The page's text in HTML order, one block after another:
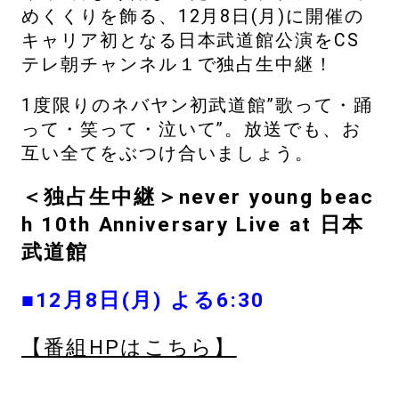
めくくりを飾る、12月8日(月)に開催の
キャリア初となる日本武道館公演をCS
テレ朝チャンネル１で独占生中継！
1度限りのネバヤン初武道館”歌って・踊
って・笑って・泣いて”。放送でも、お
互い全てをぶつけ合いましょう。
＜独占生中継＞never young beac
h 10th Anniversary Live at 日本
武道館
■12月8日(月) よる6:30
【番組HPはこちら】